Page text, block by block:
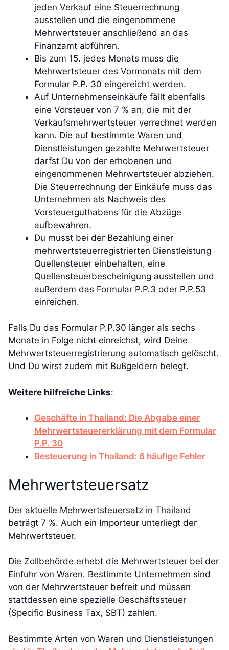
jeden Verkauf eine Steuerrechnung
ausstellen und die eingenommene
Mehrwertsteuer anschließend an das
Finanzamt abführen.
Bis zum 15. jedes Monats muss die
Mehrwertsteuer des Vormonats mit dem
Formular P.P. 30 eingereicht werden.
Auf Unternehmenseinkäufe fällt ebenfalls
eine Vorsteuer von 7 % an, die mit der
Verkaufsmehrwertsteuer verrechnet werden
kann. Die auf bestimmte Waren und
Dienstleistungen gezahlte Mehrwertsteuer
darfst Du von der erhobenen und
eingenommenen Mehrwertsteuer abziehen.
Die Steuerrechnung der Einkäufe muss das
Unternehmen als Nachweis des
Vorsteuerguthabens für die Abzüge
aufbewahren.
Du musst bei der Bezahlung einer
mehrwertsteuerregistrierten Dienstleistung
Quellensteuer einbehalten, eine
Quellensteuerbescheinigung ausstellen und
außerdem das Formular P.P.3 oder P.P.53
einreichen.
Falls Du das Formular P.P.30 länger als sechs
Monate in Folge nicht einreichst, wird Deine
Mehrwertsteuerregistrierung automatisch gelöscht.
Und Du wirst zudem mit Bußgeldern belegt.
Weitere hilfreiche Links:
Geschäfte in Thailand: Die Abgabe einer
Mehrwertsteuererklärung mit dem Formular
P.P. 30
Besteuerung in Thailand: 6 häufige Fehler
Mehrwertsteuersatz
Der aktuelle Mehrwertsteuersatz in Thailand
beträgt 7 %. Auch ein Importeur unterliegt der
Mehrwertsteuer.
Die Zollbehörde erhebt die Mehrwertsteuer bei der
Einfuhr von Waren. Bestimmte Unternehmen sind
von der Mehrwertsteuer befreit und müssen
stattdessen eine spezielle Geschäftssteuer
(Specific Business Tax, SBT) zahlen.
Bestimmte Arten von Waren und Dienstleistungen